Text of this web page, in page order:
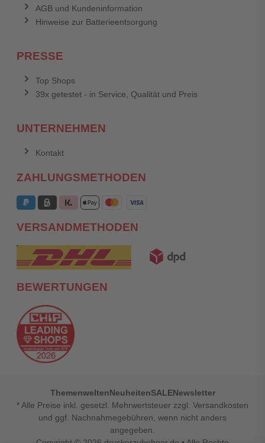
AGB und Kundeninformation
Hinweise zur Batterieentsorgung
PRESSE
Top Shops
39x getestet - in Service, Qualität und Preis
UNTERNEHMEN
Kontakt
ZAHLUNGSMETHODEN
VERSANDMETHODEN
BEWERTUNGEN
ThemenweltenNeuheitenSALENewsletter
* Alle Preise inkl. gesetzl. Mehrwertsteuer zzgl. Versandkosten
und ggf. Nachnahmegebühren, wenn nicht anders
angegeben.